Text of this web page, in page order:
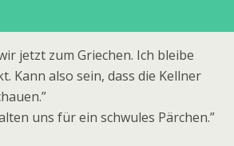
jetzt zum Griechen. Ich bleibe
Kann also sein, dass die Kellner
uns für ein schwules Pärchen.”